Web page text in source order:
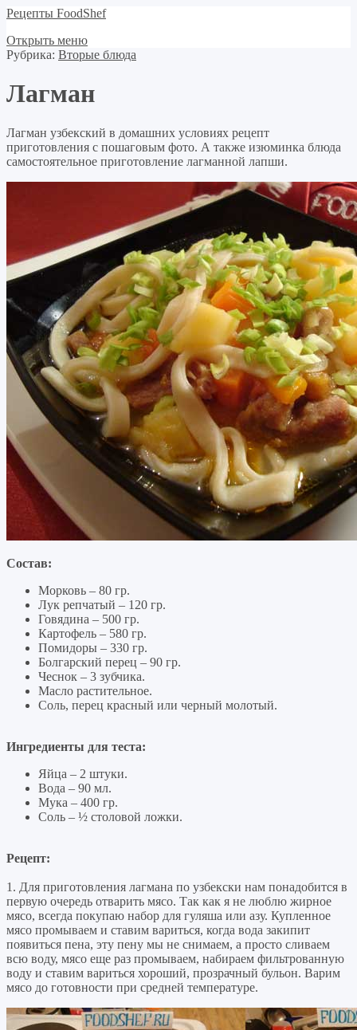
Рецепты FoodShef
Открыть меню
Рубрика: Вторые блюда
Лагман
Лагман узбекский в домашних условиях рецепт
приготовления с пошаговым фото. А также изюминка блюда
самостоятельное приготовление лагманной лапши.
Состав:
Морковь – 80 гр.
Лук репчатый – 120 гр.
Говядина – 500 гр.
Картофель – 580 гр.
Помидоры – 330 гр.
Болгарский перец – 90 гр.
Чеснок – 3 зубчика.
Масло растительное.
Соль, перец красный или черный молотый.
Ингредиенты для теста:
Яйца – 2 штуки.
Вода – 90 мл.
Мука – 400 гр.
Соль – ½ столовой ложки.
Рецепт:
1. Для приготовления лагмана по узбекски нам понадобится в
первую очередь отварить мясо. Так как я не люблю жирное
мясо, всегда покупаю набор для гуляша или азу. Купленное
мясо промываем и ставим вариться, когда вода закипит
появиться пена, эту пену мы не снимаем, а просто сливаем
всю воду, мясо еще раз промываем, набираем фильтрованную
воду и ставим вариться хороший, прозрачный бульон. Варим
мясо до готовности при средней температуре.